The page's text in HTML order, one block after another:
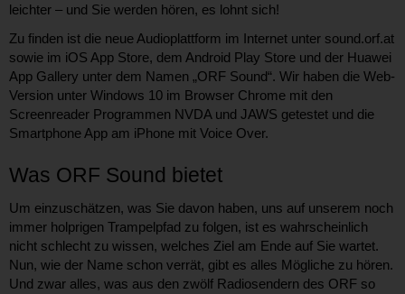
leichter – und Sie werden hören, es lohnt sich!
Zu finden ist die neue Audioplattform im Internet unter sound.orf.at
sowie im iOS App Store, dem Android Play Store und der Huawei
App Gallery unter dem Namen „ORF Sound“. Wir haben die Web-
Version unter Windows 10 im Browser Chrome mit den
Screenreader Programmen NVDA und JAWS getestet und die
Smartphone App am iPhone mit Voice Over.
Was ORF Sound bietet
Um einzuschätzen, was Sie davon haben, uns auf unserem noch
immer holprigen Trampelpfad zu folgen, ist es wahrscheinlich
nicht schlecht zu wissen, welches Ziel am Ende auf Sie wartet.
Nun, wie der Name schon verrät, gibt es alles Mögliche zu hören.
Und zwar alles, was aus den zwölf Radiosendern des ORF so